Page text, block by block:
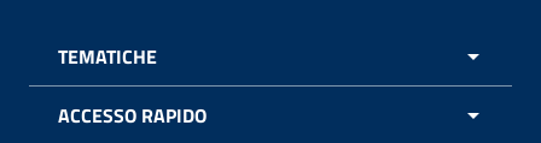
TEMATICHE
ACCESSO RAPIDO